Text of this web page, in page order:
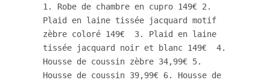
1. Robe de chambre en cupro 149€ 2.
Plaid en laine tissée jacquard motif
zèbre coloré 149€  3. Plaid en laine
tissée jacquard noir et blanc 149€  4.
Housse de coussin zèbre 34,99€ 5.
Housse de coussin 39,99€ 6. Housse de